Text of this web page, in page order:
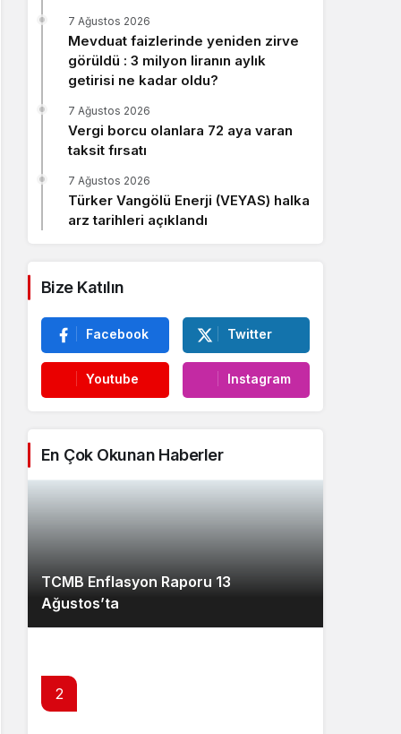
Mevduat faizlerinde yeniden zirve
görüldü : 3 milyon liranın aylık
getirisi ne kadar oldu?
7 Ağustos 2026
Vergi borcu olanlara 72 aya varan
taksit fırsatı
7 Ağustos 2026
Türker Vangölü Enerji (VEYAS) halka
arz tarihleri açıklandı
7 Ağustos 2026
Bize Katılın
Facebook Twitter
Youtube Instagram
En Çok Okunan Haberler
TCMB Enflasyon Raporu 13
Ağustos’ta
2